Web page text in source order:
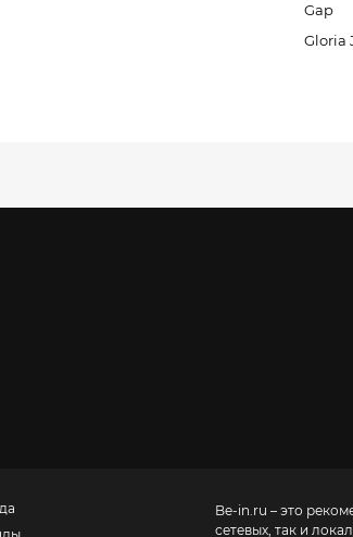
Gap
Gloria
Be-in.ru – это
сетевых, так и